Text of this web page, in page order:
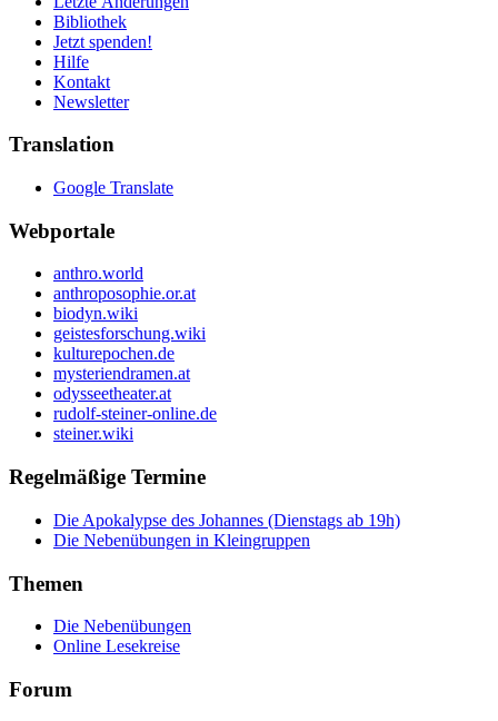
Bibliothek
Jetzt spenden!
Hilfe
Kontakt
Newsletter
Translation
Google Translate
Webportale
anthro.world
anthroposophie.or.at
biodyn.wiki
geistesforschung.wiki
kulturepochen.de
mysteriendramen.at
odysseetheater.at
rudolf-steiner-online.de
steiner.wiki
Regelmäßige Termine
Die Apokalypse des Johannes (Dienstags ab 19h)
Die Nebenübungen in Kleingruppen
Themen
Die Nebenübungen
Online Lesekreise
Forum